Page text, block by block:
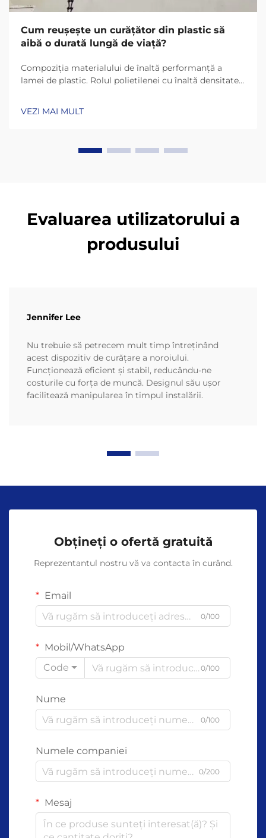
Cum reușește un curățător din plastic să
aibă o durată lungă de viață?
Compoziția materialului de înaltă performanță a
lamei de plastic. Rolul polietilenei cu înaltă densitate
precum HDPE (polietilenă cu înaltă densitate) și
VEZI MAI MULT
Evaluarea utilizatorului a
produsului
Jennifer Lee
Nu trebuie să petrecem mult timp întreținând
acest dispozitiv de curățare a noroiului.
Funcționează eficient și stabil, reducându-ne
costurile cu forța de muncă. Designul său ușor
facilitează manipularea în timpul instalării.
Obțineți o ofertă gratuită
Reprezentantul nostru vă va contacta în curând.
Email
0/100
Mobil/WhatsApp
Code
0/100
Nume
0/100
Numele companiei
0/200
Mesaj